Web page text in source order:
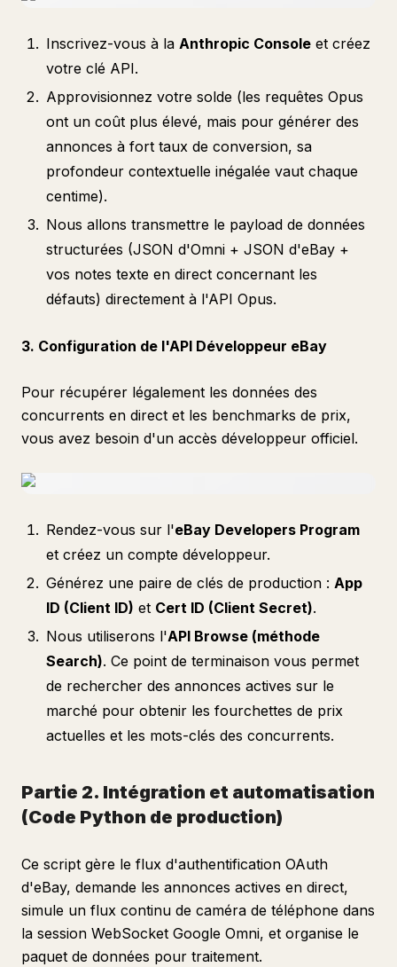
Inscrivez-vous à la Anthropic Console et créez
votre clé API.
Approvisionnez votre solde (les requêtes Opus
ont un coût plus élevé, mais pour générer des
annonces à fort taux de conversion, sa
profondeur contextuelle inégalée vaut chaque
centime).
Nous allons transmettre le payload de données
structurées (JSON d'Omni + JSON d'eBay +
vos notes texte en direct concernant les
défauts) directement à l'API Opus.
3. Configuration de l'API Développeur eBay
Pour récupérer légalement les données des
concurrents en direct et les benchmarks de prix,
vous avez besoin d'un accès développeur officiel.
Rendez-vous sur l'eBay Developers Program
et créez un compte développeur.
Générez une paire de clés de production : App
ID (Client ID) et Cert ID (Client Secret).
Nous utiliserons l'API Browse (méthode
Search). Ce point de terminaison vous permet
de rechercher des annonces actives sur le
marché pour obtenir les fourchettes de prix
actuelles et les mots-clés des concurrents.
Partie 2. Intégration et automatisation
(Code Python de production)
Ce script gère le flux d'authentification OAuth
d'eBay, demande les annonces actives en direct,
simule un flux continu de caméra de téléphone dans
la session WebSocket Google Omni, et organise le
paquet de données pour traitement.